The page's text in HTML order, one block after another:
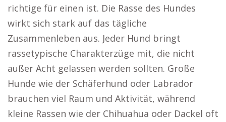
richtige für einen ist. Die Rasse des Hundes
wirkt sich stark auf das tägliche
Zusammenleben aus. Jeder Hund bringt
rassetypische Charakterzüge mit, die nicht
außer Acht gelassen werden sollten. Große
Hunde wie der Schäferhund oder Labrador
brauchen viel Raum und Aktivität, während
kleine Rassen wie der Chihuahua oder Dackel oft